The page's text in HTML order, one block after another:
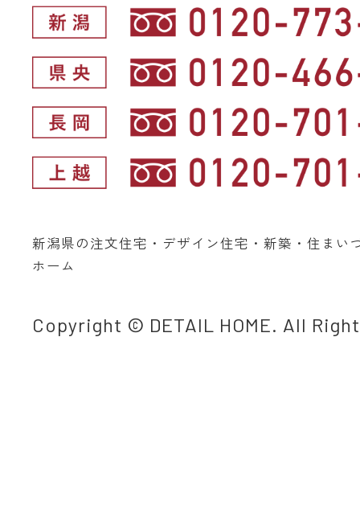
新潟県の注文住宅・デザイン住宅・新築・住まい
ホーム
Copyright © DETAIL HOME. All